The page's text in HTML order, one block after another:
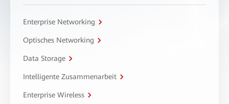
Enterprise Networking
Optisches Networking
Data Storage
Intelligente Zusammenarbeit
Enterprise Wireless